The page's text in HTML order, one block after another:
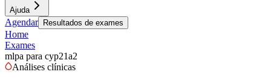
Ajuda
Agendar Resultados de exames
Home
Exames
mlpa para cyp21a2
Análises clínicas